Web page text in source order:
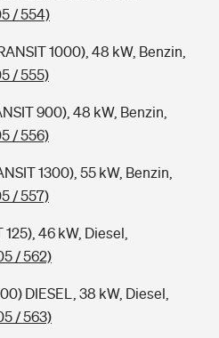
/ 554)
1000), 48 kW, Benzin,
/ 555)
900), 48 kW, Benzin,
/ 556)
1300), 55 kW, Benzin,
/ 557)
125), 46 kW, Diesel,
/ 562)
DIESEL, 38 kW, Diesel,
/ 563)